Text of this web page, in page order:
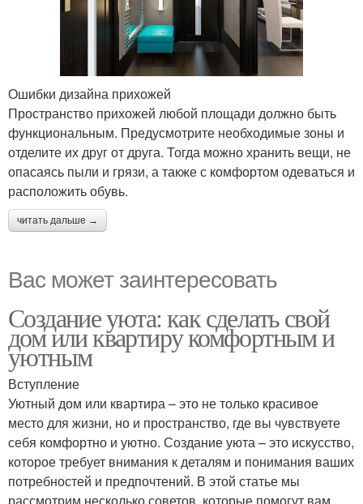
Ошибки дизайна прихожей
Пространство прихожей любой площади должно быть
функциональным. Предусмотрите необходимые зоны и
отделите их друг от друга. Тогда можно хранить вещи, не
опасаясь пыли и грязи, а также с комфортом одеваться и
расположить обувь.
читать дальше →
Вас может заинтересовать
Создание уюта: как сделать свой
дом или квартиру комфортным и
уютным
Вступление
Уютный дом или квартира – это не только красивое
место для жизни, но и пространство, где вы чувствуете
себя комфортно и уютно. Создание уюта – это искусство,
которое требует внимания к деталям и понимания ваших
потребностей и предпочтений. В этой статье мы